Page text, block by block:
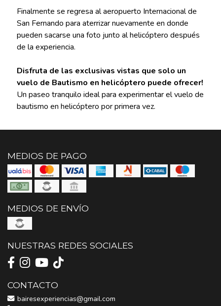
Finalmente se regresa al aeropuerto Internacional de
San Fernando para aterrizar nuevamente en donde
pueden sacarse una foto junto al helicóptero después
de la experiencia.
Disfruta de las exclusivas vistas que solo un
vuelo de Bautismo en helicóptero puede ofrecer!
Un paseo tranquilo ideal para experimentar el vuelo de
bautismo en helicóptero por primera vez.
MEDIOS DE PAGO
MEDIOS DE ENVÍO
NUESTRAS REDES SOCIALES
CONTACTO
bairesexperiencias@gmail.com